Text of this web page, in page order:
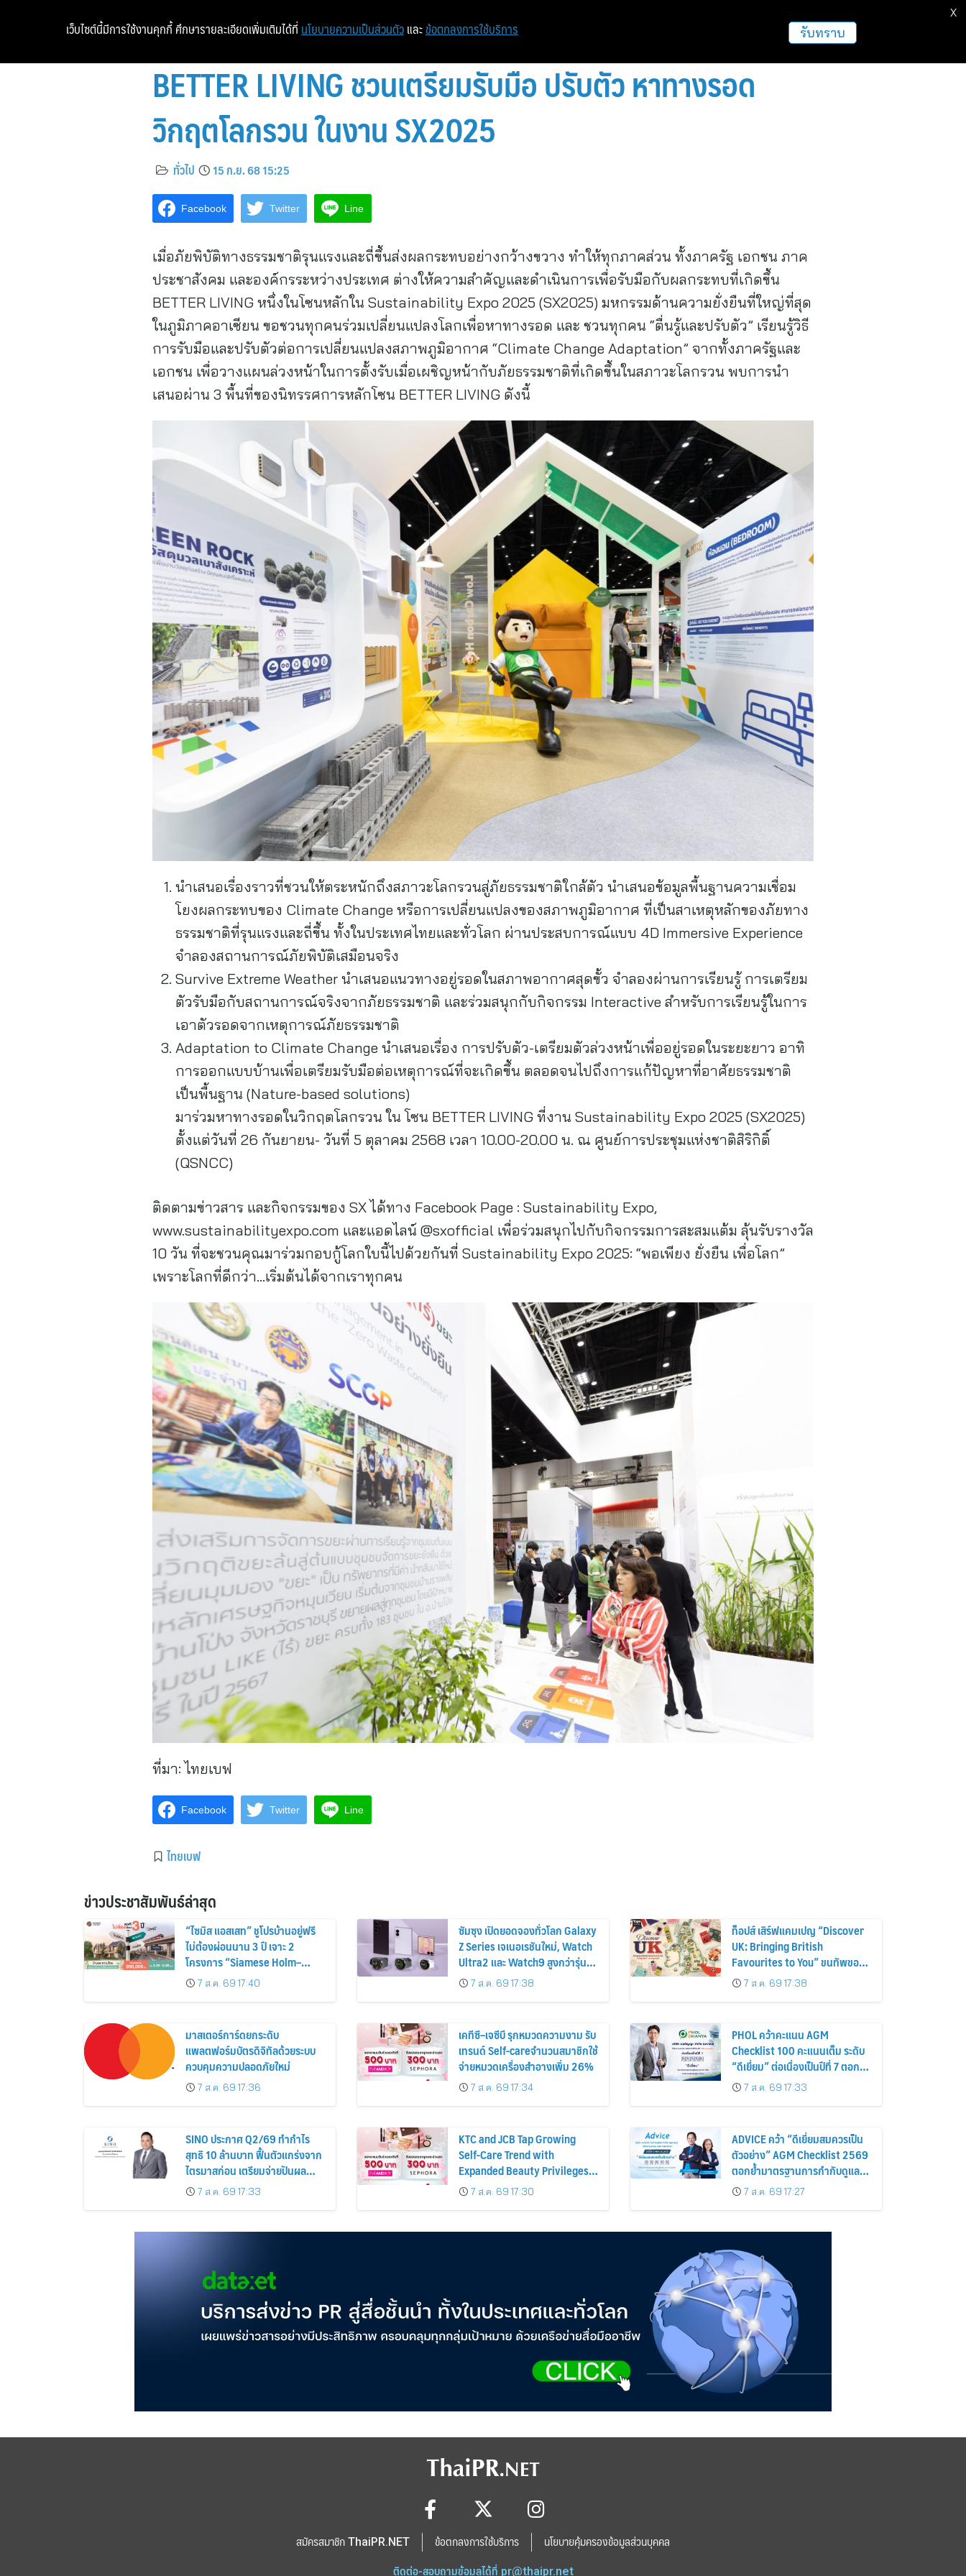
หน้าแรก ท่องเที่ยว ฝากข่าวประชาสัมพันธ์
BETTER LIVING ชวนเตรียมรับมือ ปรับตัว หาทางรอด
วิกฤตโลกรวน ในงาน SX2025
ทั่วไป 15 ก.ย. 68 15:25
Facebook Twitter Line
เมื่อภัยพิบัติทางธรรมชาติรุนแรงและถี่ขึ้นส่งผลกระทบอย่างกว้างขวาง ทำให้ทุกภาคส่วน ทั้งภาครัฐ เอกชน ภาค
ประชาสังคม และองค์กรระหว่างประเทศ ต่างให้ความสำคัญและดำเนินการเพื่อรับมือกับผลกระทบที่เกิดขึ้น
BETTER LIVING หนึ่งในโซนหลักใน Sustainability Expo 2025 (SX2025) มหกรรมด้านความยั่งยืนที่ใหญ่ที่สุด
ในภูมิภาคอาเซียน ขอชวนทุกคนร่วมเปลี่ยนแปลงโลกเพื่อหาทางรอด และ ชวนทุกคน “ตื่นรู้และปรับตัว” เรียนรู้วิธี
การรับมือและปรับตัวต่อการเปลี่ยนแปลงสภาพภูมิอากาศ “Climate Change Adaptation” จากทั้งภาครัฐและ
เอกชน เพื่อวางแผนล่วงหน้าในการตั้งรับเมื่อเผชิญหน้ากับภัยธรรมชาติที่เกิดขึ้นในสภาวะโลกรวน พบการนำ
เสนอผ่าน 3 พื้นที่ของนิทรรศการหลักโซน BETTER LIVING ดังนี้
นำเสนอเรื่องราวที่ชวนให้ตระหนักถึงสภาวะโลกรวนสู่ภัยธรรมชาติใกล้ตัว นำเสนอข้อมูลพื้นฐานความเชื่อม
โยงผลกระทบของ Climate Change หรือการเปลี่ยนแปลงของสภาพภูมิอากาศ ที่เป็นสาเหตุหลักของภัยทาง
ธรรมชาติที่รุนแรงและถี่ขึ้น ทั้งในประเทศไทยและทั่วโลก ผ่านประสบการณ์แบบ 4D Immersive Experience
จำลองสถานการณ์ภัยพิบัติเสมือนจริง
Survive Extreme Weather นำเสนอแนวทางอยู่รอดในสภาพอากาศสุดขั้ว จำลองผ่านการเรียนรู้ การเตรียม
ตัวรับมือกับสถานการณ์จริงจากภัยธรรมชาติ และร่วมสนุกกับกิจกรรม Interactive สำหรับการเรียนรู้ในการ
เอาตัวรอดจากเหตุการณ์ภัยธรรมชาติ
Adaptation to Climate Change นำเสนอเรื่อง การปรับตัว-เตรียมตัวล่วงหน้าเพื่ออยู่รอดในระยะยาว อาทิ
การออกแบบบ้านเพื่อเตรียมรับมือต่อเหตุการณ์ที่จะเกิดขึ้น ตลอดจนไปถึงการแก้ปัญหาที่อาศัยธรรมชาติ
เป็นพื้นฐาน (Nature-based solutions)
มาร่วมหาทางรอดในวิกฤตโลกรวน ใน โซน BETTER LIVING ที่งาน Sustainability Expo 2025 (SX2025)
ตั้งแต่วันที่ 26 กันยายน- วันที่ 5 ตุลาคม 2568 เวลา 10.00-20.00 น. ณ ศูนย์การประชุมแห่งชาติสิริกิติ์
(QSNCC)
ติดตามข่าวสาร และกิจกรรมของ SX ได้ทาง Facebook Page : Sustainability Expo,
www.sustainabilityexpo.com และแอดไลน์ @sxofficial เพื่อร่วมสนุกไปกับกิจกรรมการสะสมแต้ม ลุ้นรับรางวัล
10 วัน ที่จะชวนคุณมาร่วมกอบกู้โลกใบนี้ไปด้วยกันที่ Sustainability Expo 2025: “พอเพียง ยั่งยืน เพื่อโลก”
เพราะโลกที่ดีกว่า…เริ่มต้นได้จากเราทุกคน
ที่มา: ไทยเบฟ
Facebook Twitter Line
ไทยเบฟ
ข่าวประชาสัมพันธ์ล่าสุด
“ไซมิส แอสเสท” ชูโปรบ้านอยู่ฟรี
ไม่ต้องผ่อนนาน 3 ปี เจาะ 2
โครงการ “Siamese Holm–
Siamese Blossom” พร้อม
ส่วนลดและสิทธิพิเศษถึง 31
7 ส.ค. 69 17:40
ซัมซุง เปิดยอดจองทั่วโลก Galaxy
Z Series เจเนอเรชันใหม่, Watch
Ultra2 และ Watch9 สูงกว่ารุ่น
ก่อนหน้ากว่า 30%
7 ส.ค. 69 17:38
ท็อปส์ เสิร์ฟแคมเปญ “Discover
UK: Bringing British
Favourites to You” ขนทัพของ
อร่อยและไอเท็มฮิตจากสหราช
อาณาจักร ส่งตรงถึงมือตั้งแต่วัน
7 ส.ค. 69 17:38
มาสเตอร์การ์ดยกระดับ
แพลตฟอร์มบัตรดิจิทัลด้วยระบบ
ควบคุมความปลอดภัยใหม่
7 ส.ค. 69 17:36
เคทีซี–เจซีบี รุกหมวดความงาม รับ
เทรนด์ Self-careจำนวนสมาชิกใช้
จ่ายหมวดเครื่องสำอางเพิ่ม 26%
7 ส.ค. 69 17:34
PHOL คว้าคะแนน AGM
Checklist 100 คะแนนเต็ม ระดับ
“ดีเยี่ยม” ต่อเนื่องเป็นปีที่ 7 ตอกย้ำ
การดำเนินธุรกิจตามหลักธรรมาภิ
บาล โปร่งใส สร้างความเชื่อมั่นผู้
7 ส.ค. 69 17:33
SINO ประกาศ Q2/69 ทำกำไร
สุทธิ 10 ล้านบาท ฟื้นตัวแกร่งจาก
ไตรมาสก่อน เตรียมจ่ายปันผล
ระหว่างกาล 0.014423 บาทต่อหุ้น
ครึ่งปีหลังมุ่งเติบโตต่อเนื่อง
7 ส.ค. 69 17:33
KTC and JCB Tap Growing
Self-Care Trend with
Expanded Beauty Privileges
Number of KTC JCB
Cardmembers Spending on
7 ส.ค. 69 17:30
ADVICE คว้า “ดีเยี่ยมสมควรเป็น
ตัวอย่าง” AGM Checklist 2569
ตอกย้ำมาตรฐานการกำกับดูแล
กิจการที่ดี
7 ส.ค. 69 17:27
สมัครสมาชิก ThaiPR.NET ข้อตกลงการใช้บริการ นโยบายคุ้มครองข้อมูลส่วนบุคคล
ติดต่อ-สอบถามข้อมูลได้ที่ pr@thaipr.net
เว็บไซต์นี้มีการใช้งานคุกกี้ ศึกษารายละเอียดเพิ่มเติมได้ที่ นโยบายความเป็นส่วนตัว และ ข้อตกลงการใช้บริการ รับทราบ
X